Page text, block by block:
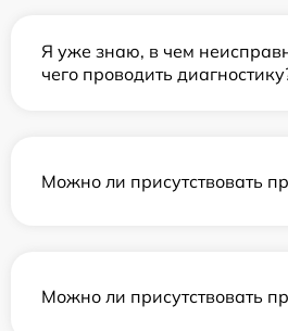
Я уже знаю, в чем
чего проводить
Можно ли присутствовать
Можно ли присутствовать